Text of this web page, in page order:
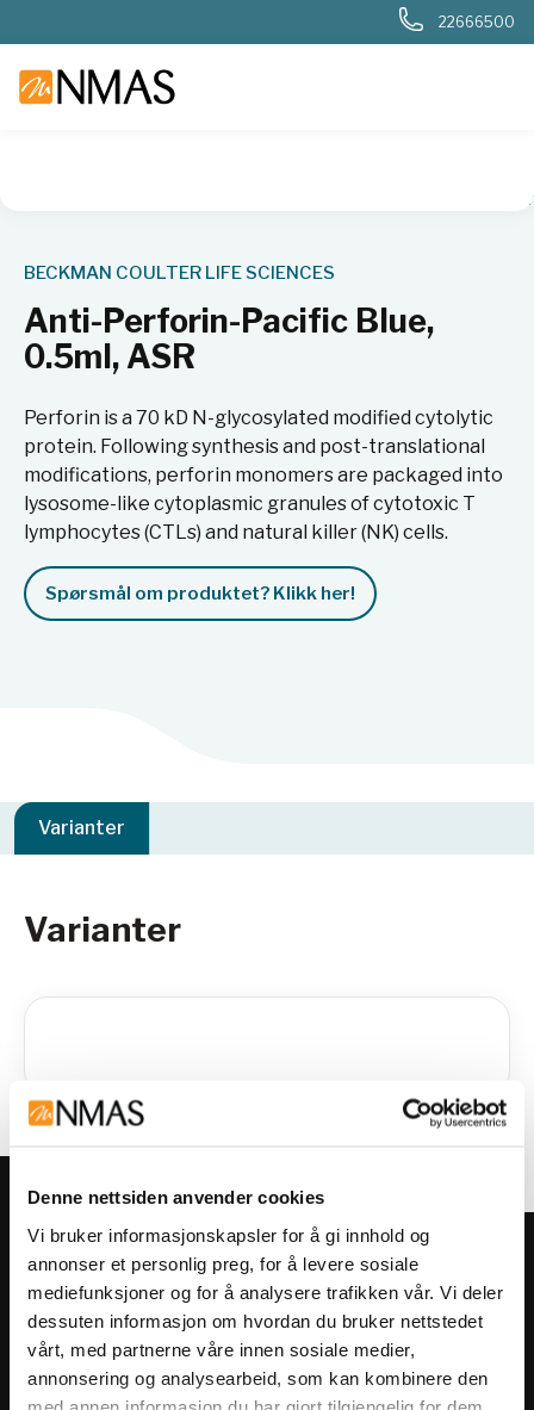
Denne nettsiden anvender cookies
Vi bruker informasjonskapsler for å gi innhold og
annonser et personlig preg, for å levere sosiale
mediefunksjoner og for å analysere trafikken vår. Vi deler
dessuten informasjon om hvordan du bruker nettstedet
vårt, med partnerne våre innen sosiale medier,
annonsering og analysearbeid, som kan kombinere den
med annen informasjon du har gjort tilgjengelig for dem,
22666500
BECKMAN COULTER LIFE SCIENCES
Anti-Perforin-Pacific Blue,
0.5ml, ASR
Perforin is a 70 kD N-glycosylated modified cytolytic
protein. Following synthesis and post-translational
modifications, perforin monomers are packaged into
lysosome-like cytoplasmic granules of cytotoxic T
lymphocytes (CTLs) and natural killer (NK) cells.
Spørsmål om produktet? Klikk her!
Varianter
Varianter
Meld deg på vårt nyhetsbrev!
Få informasjon om produkter,
arrangementer og kampanjer.
Meld på nyhetsbrev